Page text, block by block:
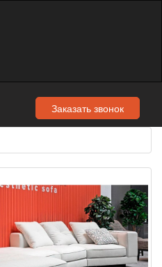
Заказать звонок